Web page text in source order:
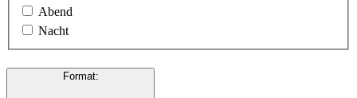
Abend
Nacht
Format: